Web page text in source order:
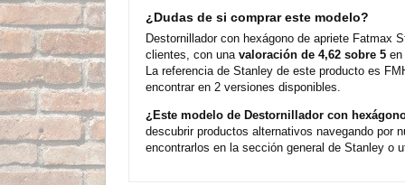
¿Dudas de si comprar este modelo?
Destornillador con hexágono de apriete Fatmax
clientes, con una valoración de 4,62 sobre 5
La referencia de Stanley de este producto es
encontrar en 2 versiones disponibles.
¿Este modelo de Destornillador con
descubrir productos alternativos navegando por
encontrarlos en la sección general de Stanley o